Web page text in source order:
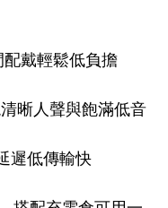
戴輕鬆低負擔
晰人聲與飽滿低音
遲低傳輸快